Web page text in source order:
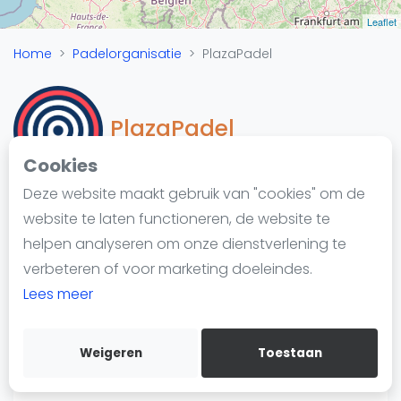
Cookies
Deze website maakt gebruik van "cookies" om de
website te laten functioneren, de website te
helpen analyseren om onze dienstverlening te
verbeteren of voor marketing doeleindes.
Lees meer
Weigeren Toestaan
Nieuws
Blog artikelen
Vragen over padel
Padelgear
Overige
Informatie
Over ons
Contact
Adverteren
Insights
WhatsApp
Join WhatsApp Community
Leaflet
Home Padelorganisatie PlazaPadel
PlazaPadel
Padelketen
https://www.plazapadel.com/